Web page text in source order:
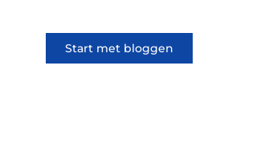
Start met bloggen